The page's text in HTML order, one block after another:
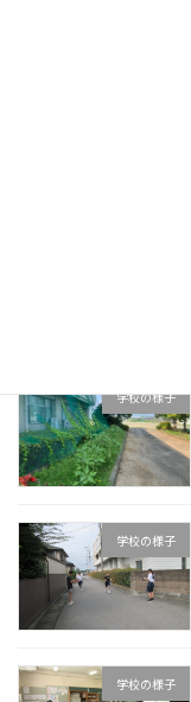
学校の様子
学校の様子
学校の様子